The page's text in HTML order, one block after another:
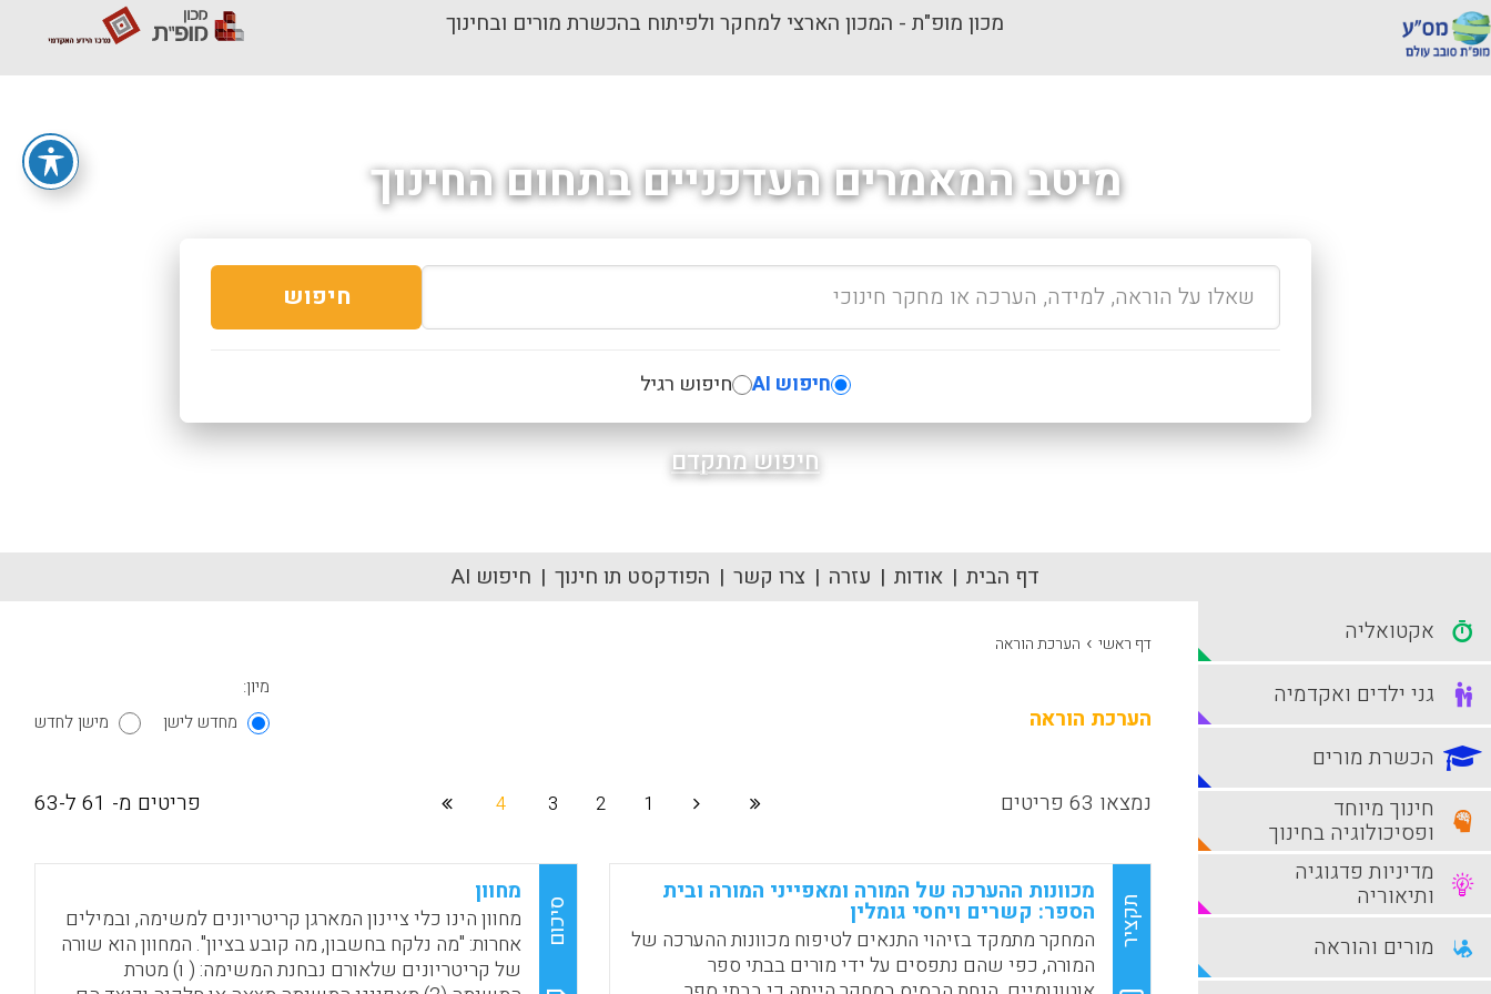
מכון מופ"ת - המכון הארצי למחקר ולפיתוח בהכשרת מורים ובחינוך
מיטב המאמרים העדכניים בתחום החינוך
חיפוש
חיפוש AI חיפוש רגיל
חיפוש מתקדם
דף הבית אודות עזרה צרו קשר הפודקסט תו חינוך חיפוש AI
דף ראשי › הערכת הוראה
הערכת הוראה
מיון:
מחדש לישן
מישן לחדש
נמצאו 63 פריטים פריטים מ- 61 ל-63 1
2
3
4
תקציר
מכוונות ההערכה של המורה ומאפייני המורה ובית
הספר: קשרים ויחסי גומלין
המחקר מתמקד בזיהוי התנאים לטיפוח מכוונות ההערכה של
המורה, כפי שהם נתפסים על ידי מורים בבתי ספר
סיכום
מחוון
מחוון הינו כלי ציינון המארגן קריטריונים למשימה, ובמילים
אחרות: "מה נלקח בחשבון, מה קובע בציון". המחוון הוא שורה
של קריטריונים שלאורם נבחנת המשימה: ( ו) מטרת
אקטואליה
גני ילדים ואקדמיה
הכשרת מורים
חינוך מיוחד
ופסיכולוגיה בחינוך
מדיניות פדגוגיה
ותיאוריה
מורים והוראה